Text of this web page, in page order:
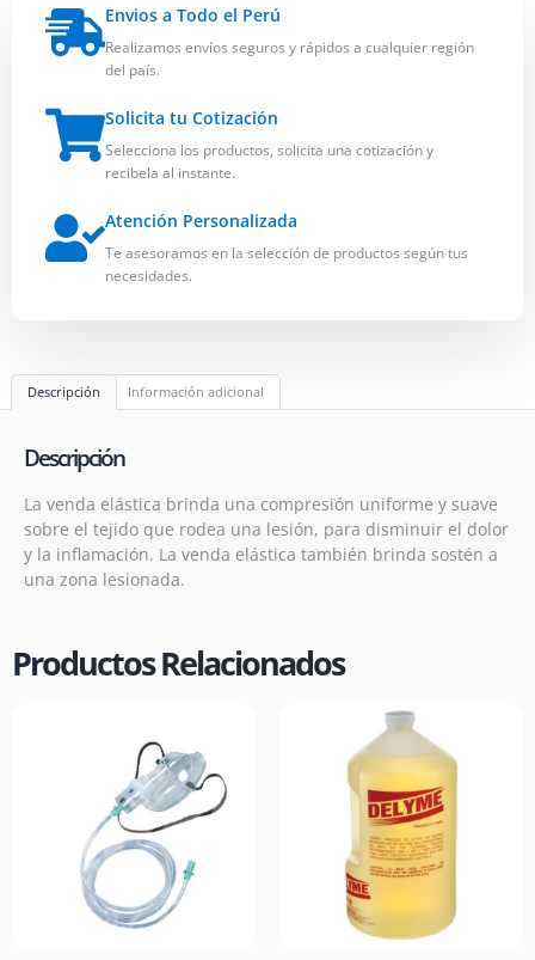
Envios a Todo el Perú
Realizamos envíos seguros y rápidos a cualquier región
del país.
Solicita tu Cotización
Selecciona los productos, solicita una cotización y
recibela al instante.
Atención Personalizada
Te asesoramos en la selección de productos según tus
necesidades.
Descripción Información adicional
Descripción
La venda elástica brinda una compresión uniforme y suave
sobre el tejido que rodea una lesión, para disminuir el dolor
y la inflamación. La venda elástica también brinda sostén a
una zona lesionada.
Productos Relacionados